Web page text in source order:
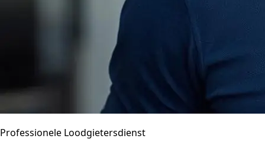
Professionele Loodgietersdienst